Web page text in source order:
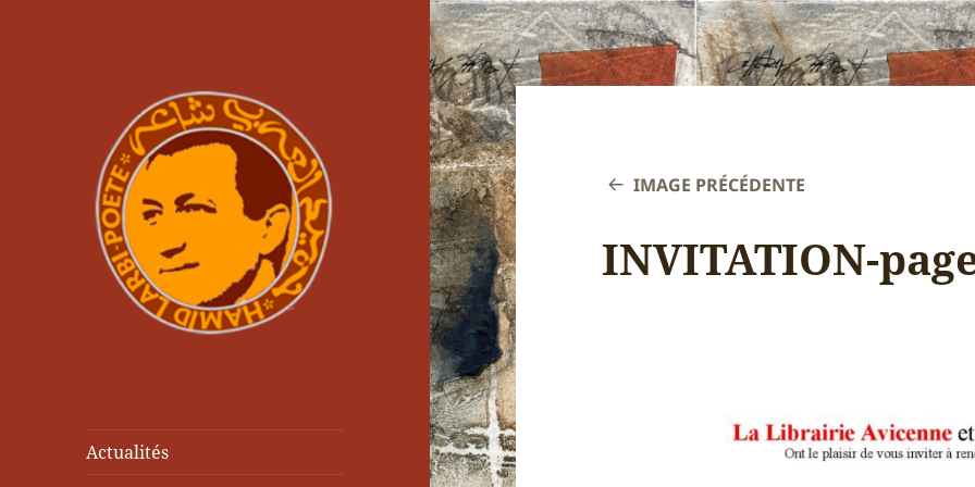
Actualités
IMAGE PRÉCÉDENTE
INVITATION-